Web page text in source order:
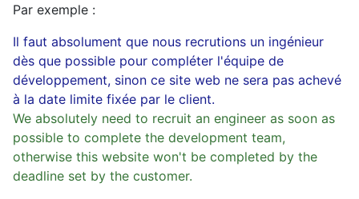
Par exemple :
Il faut absolument que nous recrutions un ingénieur
dès que possible pour compléter l'équipe de
développement, sinon ce site web ne sera pas achevé
à la date limite fixée par le client.
We absolutely need to recruit an engineer as soon as
possible to complete the development team,
otherwise this website won't be completed by the
deadline set by the customer.